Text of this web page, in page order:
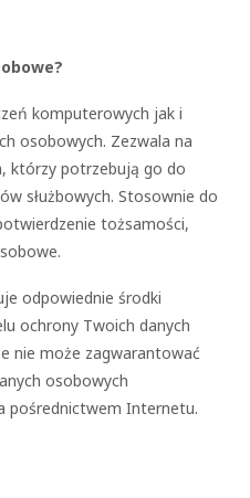
komputerowych jak i
osobowych. Zezwala na
którzy potrzebują go do
służbowych. Stosownie do
tożsamości,
odpowiednie środki
ochrony Twoich danych
nie może zagwarantować
osobowych
pośrednictwem Internetu.